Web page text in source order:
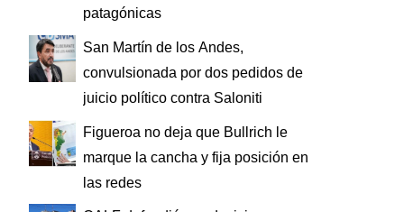
patagónicas
San Martín de los Andes,
convulsionada por dos pedidos de
juicio político contra Saloniti
Figueroa no deja que Bullrich le
marque la cancha y fija posición en
las redes